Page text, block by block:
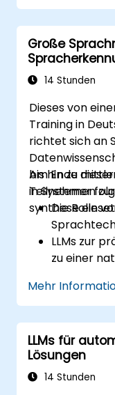
und PEFT
speichern
Große
14 Stunden
Dieses von
Training in
richtet sich an
bis hin zu
in Systemen
synthese
Am Ende
Teilnehmer
Die Rolle
LLMs zur
zu einer
LLMs mit
Die
bewerten
Sich über
Mehr
LLMs für
Lösungen
14 Stunden